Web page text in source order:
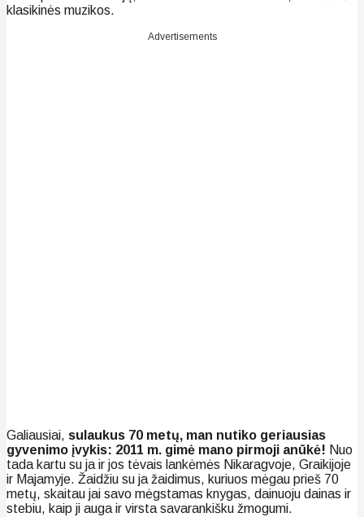
klasikinės muzikos.
Advertisements
Galiausiai, sulaukus 70 metų, man nutiko geriausias
gyvenimo įvykis: 2011 m. gimė mano pirmoji anūkė! Nuo
tada kartu su ja ir jos tėvais lankėmės Nikaragvoje, Graikijoje
ir Majamyje. Žaidžiu su ja žaidimus, kuriuos mėgau prieš 70
metų, skaitau jai savo mėgstamas knygas, dainuoju dainas ir
stebiu, kaip ji auga ir virsta savarankišku žmogumi.